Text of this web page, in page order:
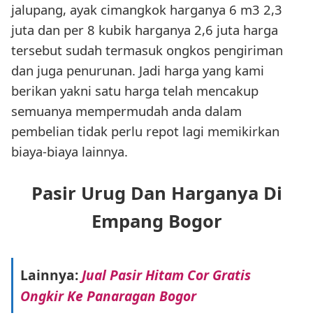
jalupang, ayak cimangkok harganya 6 m3 2,3
juta dan per 8 kubik harganya 2,6 juta harga
tersebut sudah termasuk ongkos pengiriman
dan juga penurunan. Jadi harga yang kami
berikan yakni satu harga telah mencakup
semuanya mempermudah anda dalam
pembelian tidak perlu repot lagi memikirkan
biaya-biaya lainnya.
Pasir Urug Dan Harganya Di
Empang Bogor
Lainnya:Jual Pasir Hitam Cor Gratis
Ongkir Ke Panaragan Bogor